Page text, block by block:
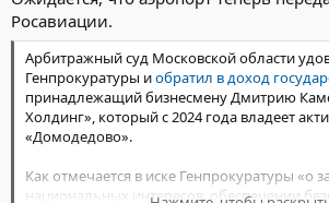
Росавиации.
Арбитражный суд Московской области
Генпрокуратуры иобратил в доход
принадлежащий бизнесмену Дмитрию
Холдинг», который с 2024 года владеет
«Домодедово».
Как отмечается в иске Генпрокуратуры «о
национальных интересов, обеспечении